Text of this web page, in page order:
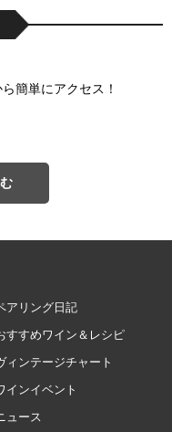
簡単にアクセス！
アリング日記
すすめワイン＆レシピ
ィンテージチャート
インイベント
ュース